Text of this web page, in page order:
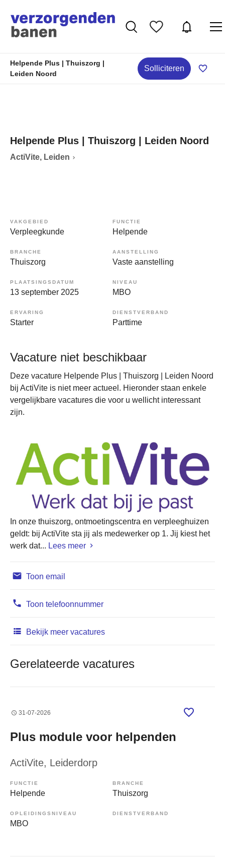
Helpende Plus | Thuiszorg |
Leiden Noord
Solliciteren
Helpende Plus | Thuiszorg | Leiden Noord
ActiVite, Leiden
VAKGEBIED
Verpleegkunde
FUNCTIE
Helpende
BRANCHE
Thuiszorg
AANSTELLING
Vaste aanstelling
PLAATSINGSDATUM
13 september 2025
NIVEAU
MBO
ERVARING
Starter
DIENSTVERBAND
Parttime
Vacature niet beschikbaar
Deze vacature Helpende Plus | Thuiszorg | Leiden Noord
bij ActiVite is niet meer actueel. Hieronder staan enkele
vergelijkbare vacatures die voor u wellicht interessant
zijn.
In onze thuiszorg, ontmoetingscentra en verpleeghuizen
geldt: bij ActiVite sta jij als medewerker op 1. Jij kiest het
werk dat... Lees meer
Toon email
Toon telefoonnummer
Bekijk meer vacatures
Gerelateerde vacatures
31-07-2026
Plus module voor helpenden
ActiVite, Leiderdorp
FUNCTIE
Helpende
BRANCHE
Thuiszorg
OPLEIDINGSNIVEAU
MBO
DIENSTVERBAND